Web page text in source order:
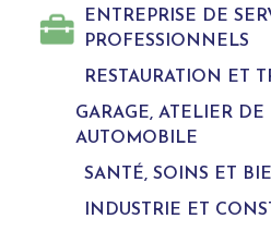
ENTREPRISE DE
PROFESSIONNELS
RESTAURATION ET
GARAGE, ATELIER DE
AUTOMOBILE
SANTÉ, SOINS ET
INDUSTRIE ET